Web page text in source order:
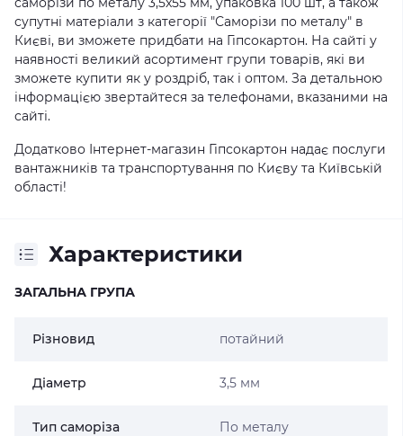
супутні матеріали з категорії "Саморізи по металу" в
Києві, ви зможете придбати на Гіпсокартон. На сайті у
наявності великий асортимент групи товарів, які ви
зможете купити як у роздріб, так і оптом. За детальною
інформацією звертайтеся за телефонами, вказаними на
сайті.
Додатково Інтернет-магазин Гіпсокартон надає послуги
вантажників та транспортування по Києву та Київській
області!
Характеристики
ЗАГАЛЬНА ГРУПА
Різновид потайний
Діаметр 3,5 мм
Тип саморіза По металу